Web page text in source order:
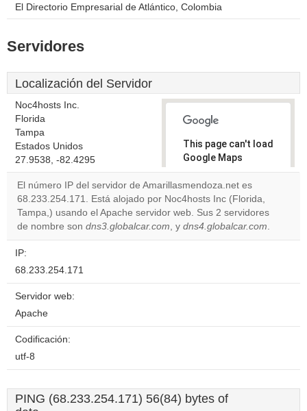
El Directorio Empresarial de Atlántico, Colombia
Servidores
Localización del Servidor
Noc4hosts Inc.
Florida
Tampa
Estados Unidos
27.9538, -82.4295
This page can't load
Google Maps
correctly.
Do you
own this
website?
OK
El número IP del servidor de Amarillasmendoza.net es
68.233.254.171. Está alojado por Noc4hosts Inc (Florida,
Tampa,) usando el Apache servidor web. Sus 2 servidores
de nombre son dns3.globalcar.com, y dns4.globalcar.com.
IP:
68.233.254.171
Servidor web:
Apache
Codificación:
utf-8
PING (68.233.254.171) 56(84) bytes of